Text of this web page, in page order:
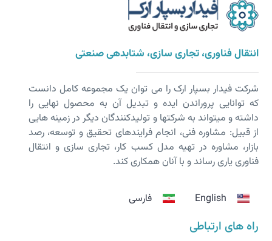
انتقال فناوری، تجاری سازی، شتابدهی صنعتی
شرکت فیدار بسپار ارک را می توان یک مجموعه کامل دانست
که توانایی پروراندن ایده و تبدیل آن به محصول نهایی را
داشته و می­تواند به شرکت­ها و تولیدکنندگان دیگر در زمینه هایی
از قبیل: مشاوره فنی، انجام فرایندهای تحقیق و توسعه، رصد
بازار، مشاوره در تهیه مدل کسب کار، تجاری سازی و انتقال
فناوری یاری رساند و با آنان همکاری کند.
English فارسی
راه های ارتباطی